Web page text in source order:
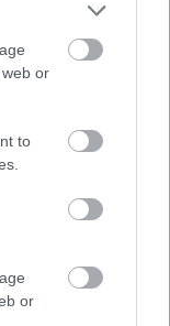
or
to
or
a riasztás